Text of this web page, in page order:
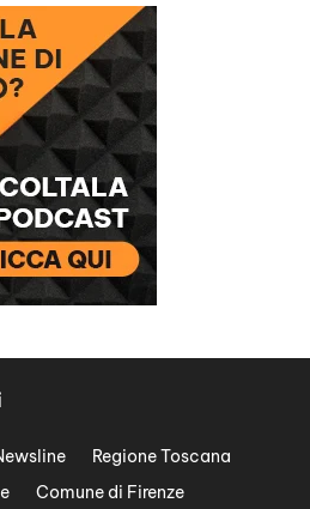
Regione Toscana
Comune di Firenze